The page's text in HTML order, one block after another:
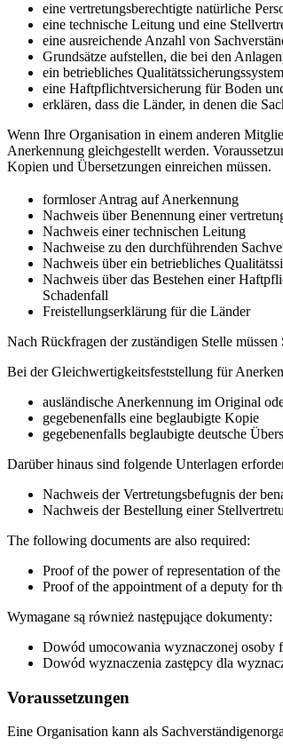
eine vertretungsberechtigte natürliche
eine technische Leitung und eine
eine ausreichende Anzahl von
Grundsätze aufstellen, die bei den
ein betriebliches
eine Haftpflichtversicherung für Boden
erklären, dass die Länder, in denen die
Wenn Ihre Organisation in einem anderen
Anerkennung gleichgestellt werden.
Kopien und Übersetzungen einreichen müssen.
formloser Antrag auf Anerkennung
Nachweis über Benennung einer
Nachweis einer technischen Leitung
Nachweise zu den durchführenden
Nachweis über ein betriebliches
Nachweis über das Bestehen einer
Schadenfall
Freistellungserklärung für die Länder
Nach Rückfragen der zuständigen Stelle
Bei der Gleichwertigkeitsfeststellung für
ausländische Anerkennung im Original
gegebenenfalls eine beglaubigte Kopie
gegebenenfalls beglaubigte deutsche
Darüber hinaus sind folgende Unterlagen
Nachweis der Vertretungsbefugnis der
Nachweis der Bestellung einer
The following documents are also required:
Proof of the power of representation of
Proof of the appointment of a deputy for
Wymagane są również następujące dokumenty:
Dowód umocowania wyznaczonej osoby
Dowód wyznaczenia zastępcy dla
Voraussetzungen
Eine Organisation kann als